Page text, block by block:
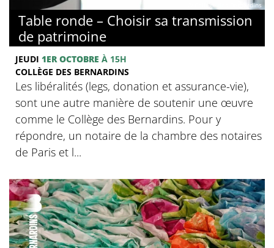
© Collège des Bernardins
Table ronde – Choisir sa transmission
de patrimoine
JEUDI 1ER OCTOBRE À 15H
COLLÈGE DES BERNARDINS
Les libéralités (legs, donation et assurance-vie),
sont une autre manière de soutenir une œuvre
comme le Collège des Bernardins. Pour y
répondre, un notaire de la chambre des notaires
de Paris et l...